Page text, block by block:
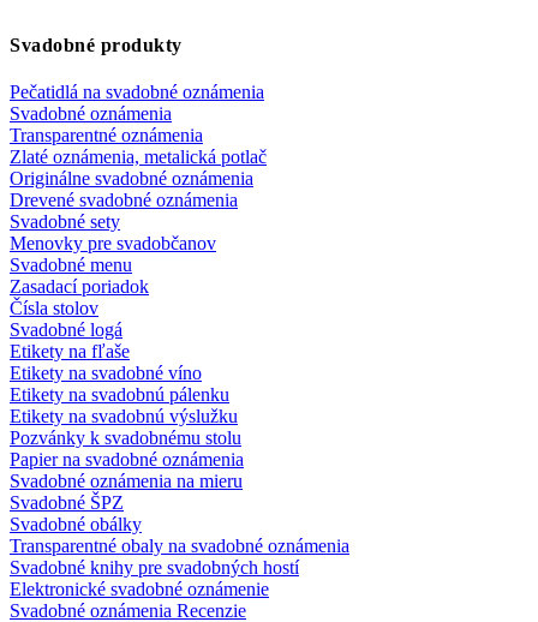
Svadobné produkty
Pečatidlá na svadobné oznámenia
Svadobné oznámenia
Transparentné oznámenia
Zlaté oznámenia, metalická potlač
Originálne svadobné oznámenia
Drevené svadobné oznámenia
Svadobné sety
Menovky pre svadobčanov
Svadobné menu
Zasadací poriadok
Čísla stolov
Svadobné logá
Etikety na fľaše
Etikety na svadobné víno
Etikety na svadobnú pálenku
Etikety na svadobnú výslužku
Pozvánky k svadobnému stolu
Papier na svadobné oznámenia
Svadobné oznámenia na mieru
Svadobné ŠPZ
Svadobné obálky
Transparentné obaly na svadobné oznámenia
Svadobné knihy pre svadobných hostí
Elektronické svadobné oznámenie
Svadobné oznámenia Recenzie